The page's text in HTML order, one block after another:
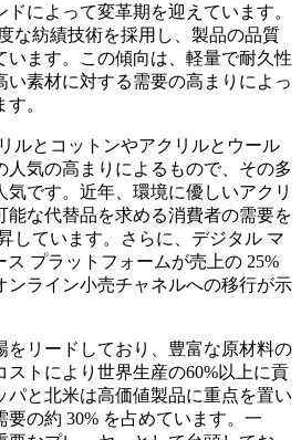
によって変革期を迎えています。
な紡績技術を採用し、製品の品質
います。この傾向は、軽量で耐久性
い素材に対する需要の高まりによっ
。
ルとコットンやアクリルとウール
人気の高まりによるもので、その多
気です。近年、環境に優しいアクリ
能な代替品を求める消費者の需要を
しています。さらに、デジタル マ
ス プラットフォームが売上の 25%
ンライン小売チャネルへの移行が示
をリードしており、豊富な原材料の
ストにより世界生産の60%以上に貢
パと北米は高価値製品に重点を置い
の約 30% を占めています。一